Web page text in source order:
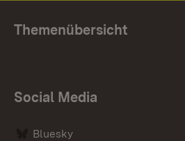
Themenübersicht
Social Media
Bluesky